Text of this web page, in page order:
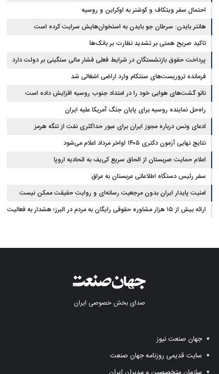
احتمال سفر ویتکاف و کوشنر به اوکراین و روسیه
هانتر بایدن: سرطان جو بایدن به استخوان‌هایش سرایت کرده است
تاکید صریح همتی بر تشدید نظارت بر بانک‌ها
پرداخت حقوق بازنشستگان در شرایط فعلی فشار مالی سنگینی بر دولت دارد
فرمانده تروریست‌های سنتکام وارد اراضی اشغالی شد
ناتو گشت‌های هوایی خود را در امتداد جنوب روسیه افزایش داده است
راه‌حل نماینده روسیه برای پایان جنگ آمریکا علیه ایران
ادعای ونس درباره مجوز ایران برای عبور حداکثری نفت از تنگه هرمز
نتایج نهایی آزمون دکتری ۱۴۰۵ اواخر مرداد اعلام می‌شود
اعلام حمایت صربستان از الحاق سریع کی‌یف به اتحادیه اروپا
سفر رئیس دستگاه اطلاعاتی عربستان به عراق
امنیت پایدار ایران بدون مرجعیت رسانه‌ای و روایت حقیقت ممکن نیست
ارائه بیش از ۱۵ هزار مشاوره حقوقی رایگان به مردم در البرز؛ هشدار به فعالیت
صدای بخش خصوصی ایران
جهان صنعت نیوز
سایت قدیمی روزنامه جهان صنعت